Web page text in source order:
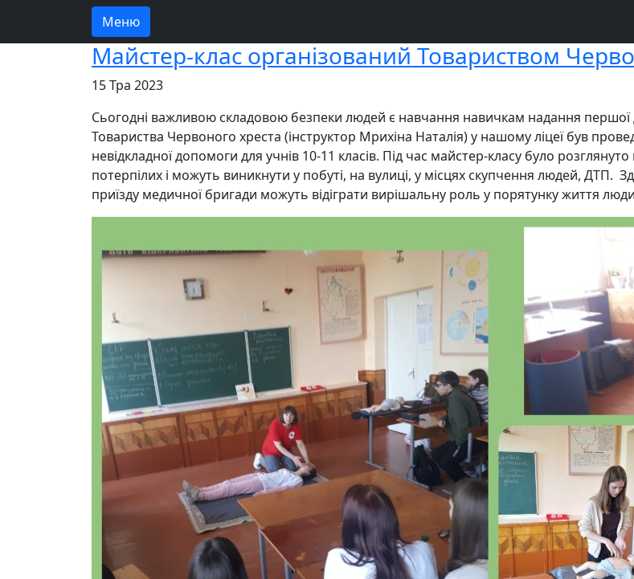
Меню
Майстер-клас організований Товариством
15 Тра 2023
Сьогодні важливою складовою безпеки людей є навчання навичкам надання першої
Товариства Червоного хреста (інструктор Мрихіна Наталія) у нашому ліцеї був
невідкладної допомоги для учнів 10-11 класів. Під час майстер-класу було
потерпілих і можуть виникнути у побуті, на вулиці, у місцях скупчення людей, ДТП.
приїзду медичної бригади можуть відіграти вирішальну роль у порятунку життя